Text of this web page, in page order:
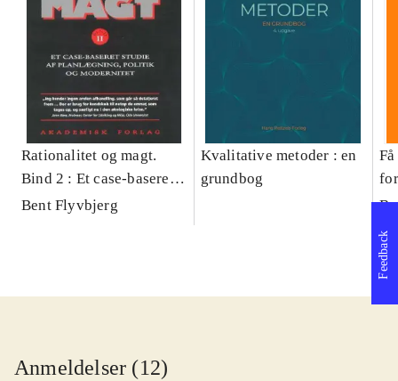
Rationalitet og magt.
Bind 2 : Et case-baseret
studie af planlægning,
Bent Flyvbjerg
Kvalitative metoder : en
grundbog
Anmeldelser (12)
Feedback